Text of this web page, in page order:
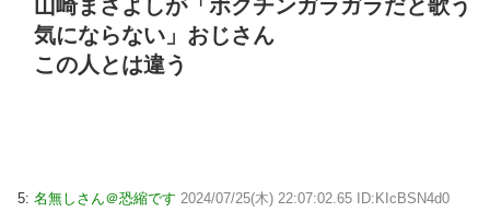
山崎まさよしが「ボクチンガラガラだと歌う
気にならない」おじさん
この人とは違う
5: 名無しさん＠恐縮です 2024/07/25(木) 22:07:02.65 ID:KIcBSN4d0